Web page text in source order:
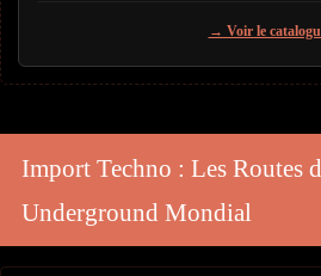
→ Voir le
Import Techno : Les Routes
Underground Mondial